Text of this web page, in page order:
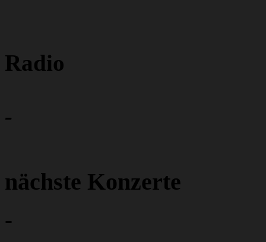
Radio
-
nächste Konzerte
-